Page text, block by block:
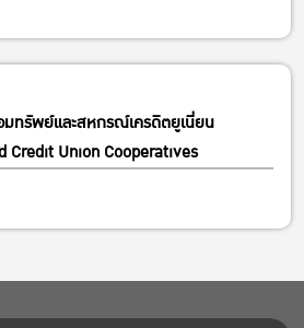
ทรัพย์และสหกรณ์เครดิตยูเนี่ยน
Credit Union Cooperatives